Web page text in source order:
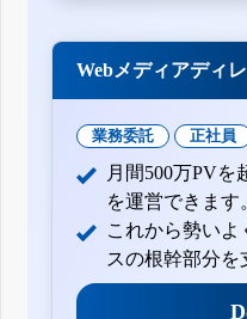
Webメディアディ
業務委託 正社員
月間500万PVを
を運営できます
これから勢い
スの根幹部分を